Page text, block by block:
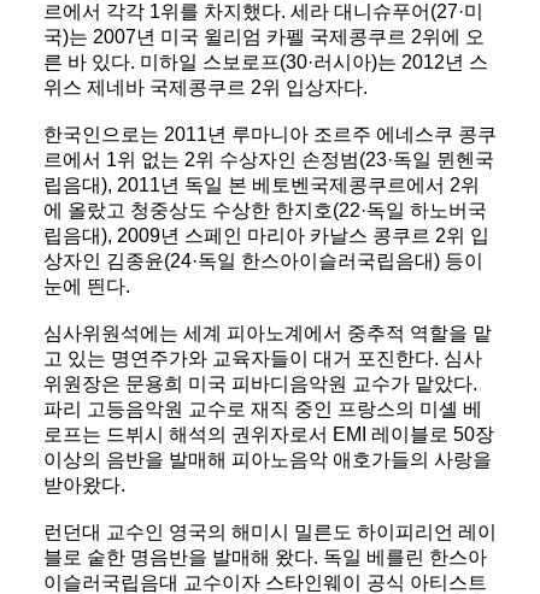
르에서 각각 1위를 차지했다. 세라 대니슈푸어(27·미
국)는 2007년 미국 윌리엄 카펠 국제콩쿠르 2위에 오
른 바 있다. 미하일 스보로프(30·러시아)는 2012년 스
위스 제네바 국제콩쿠르 2위 입상자다.
한국인으로는 2011년 루마니아 조르주 에네스쿠 콩쿠
르에서 1위 없는 2위 수상자인 손정범(23·독일 뮌헨국
립음대), 2011년 독일 본 베토벤국제콩쿠르에서 2위
에 올랐고 청중상도 수상한 한지호(22·독일 하노버국
립음대), 2009년 스페인 마리아 카날스 콩쿠르 2위 입
상자인 김종윤(24·독일 한스아이슬러국립음대) 등이
눈에 띈다.
심사위원석에는 세계 피아노계에서 중추적 역할을 맡
고 있는 명연주가와 교육자들이 대거 포진한다. 심사
위원장은 문용희 미국 피바디음악원 교수가 맡았다.
파리 고등음악원 교수로 재직 중인 프랑스의 미셸 베
로프는 드뷔시 해석의 권위자로서 EMI 레이블로 50장
이상의 음반을 발매해 피아노음악 애호가들의 사랑을
받아왔다.
런던대 교수인 영국의 해미시 밀른도 하이피리언 레이
블로 숱한 명음반을 발매해 왔다. 독일 베를린 한스아
이슬러국립음대 교수이자 스타인웨이 공식 아티스트